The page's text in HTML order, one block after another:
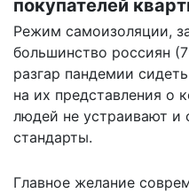
покупателей
Режим самоизоляции,
большинство россиян
разгар пандемии
на их представления о
людей не устраивают
стандарты.
Главное желание